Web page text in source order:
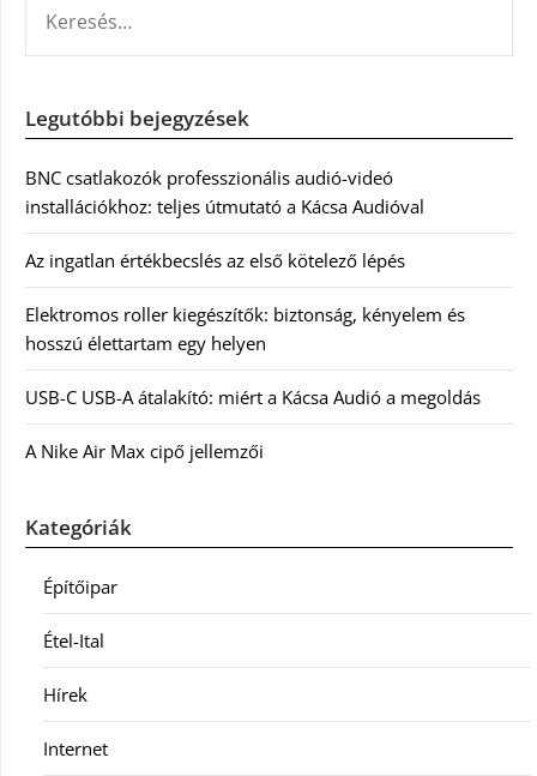
Legutóbbi bejegyzések
BNC csatlakozók professzionális audió-videó
installációkhoz: teljes útmutató a Kácsa Audióval
Az ingatlan értékbecslés az első kötelező lépés
Elektromos roller kiegészítők: biztonság, kényelem és
hosszú élettartam egy helyen
USB-C USB-A átalakító: miért a Kácsa Audió a megoldás
A Nike Air Max cipő jellemzői
Kategóriák
Építőipar
Étel-Ital
Hírek
Internet